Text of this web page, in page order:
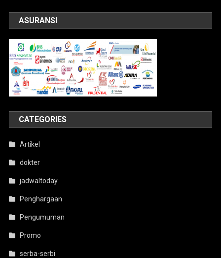
ASURANSI
CATEGORIES
Artikel
dokter
jadwaltoday
Penghargaan
Pengumuman
Promo
serba-serbi